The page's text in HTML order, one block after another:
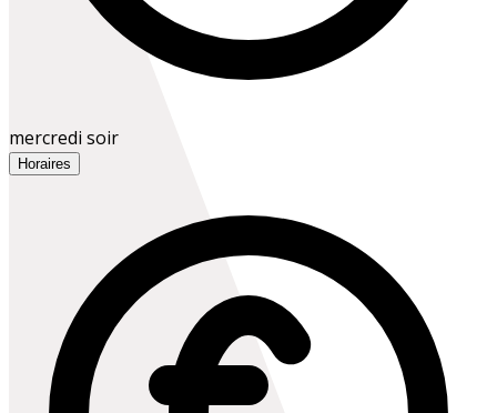
mercredi soir
Horaires